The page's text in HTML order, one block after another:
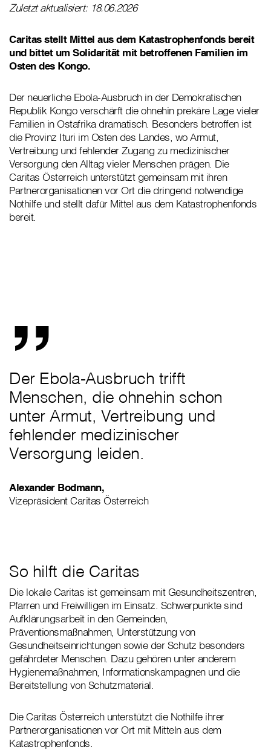
Zuletzt aktualisiert: 18.06.2026
Caritas stellt Mittel aus dem Katastrophenfonds bereit
und bittet um Solidarität mit betroffenen Familien im
Osten des Kongo.
Der neuerliche Ebola-Ausbruch in der Demokratischen
Republik Kongo verschärft die ohnehin prekäre Lage vieler
Familien in Ostafrika dramatisch. Besonders betroffen ist
die Provinz Ituri im Osten des Landes, wo Armut,
Vertreibung und fehlender Zugang zu medizinischer
Versorgung den Alltag vieler Menschen prägen. Die
Caritas Österreich unterstützt gemeinsam mit ihren
Partnerorganisationen vor Ort die dringend notwendige
Nothilfe und stellt dafür Mittel aus dem Katastrophenfonds
bereit.
„
Der Ebola-Ausbruch trifft
Menschen, die ohnehin schon
unter Armut, Vertreibung und
fehlender medizinischer
Versorgung leiden.
Alexander Bodmann,
Vizepräsident Caritas Österreich
So hilft die Caritas
Die lokale Caritas ist gemeinsam mit Gesundheitszentren,
Pfarren und Freiwilligen im Einsatz. Schwerpunkte sind
Aufklärungsarbeit in den Gemeinden,
Präventionsmaßnahmen, Unterstützung von
Gesundheitseinrichtungen sowie der Schutz besonders
gefährdeter Menschen. Dazu gehören unter anderem
Hygienemaßnahmen, Informationskampagnen und die
Bereitstellung von Schutzmaterial.
Die Caritas Österreich unterstützt die Nothilfe ihrer
Partnerorganisationen vor Ort mit Mitteln aus dem
Katastrophenfonds.